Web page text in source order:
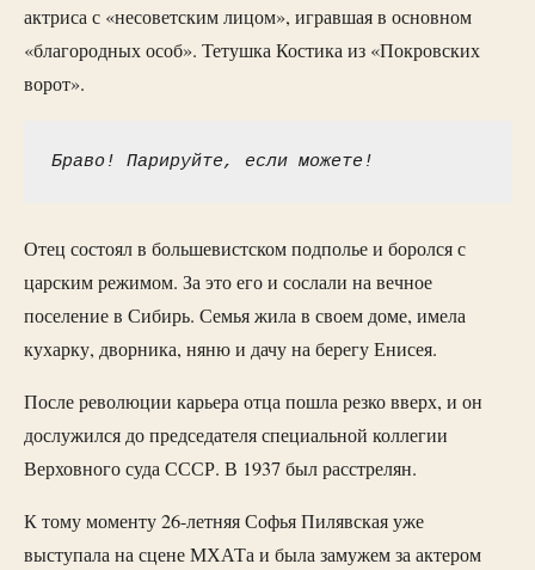
актриса с «несоветским лицом», игравшая в основном
«благородных особ». Тетушка Костика из «Покровских
ворот».
Браво! Парируйте, если можете!
Отец состоял в большевистском подполье и боролся с
царским режимом. За это его и сослали на вечное
поселение в Сибирь. Семья жила в своем доме, имела
кухарку, дворника, няню и дачу на берегу Енисея.
После революции карьера отца пошла резко вверх, и он
дослужился до председателя специальной коллегии
Верховного суда СССР. В 1937 был расстрелян.
К тому моменту 26-летняя Софья Пилявская уже
выступала на сцене МХАТа и была замужем за актером